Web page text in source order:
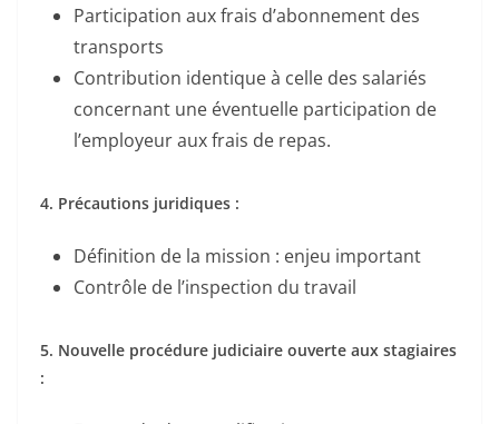
Participation aux frais d’abonnement des
transports
Contribution identique à celle des salariés
concernant une éventuelle participation de
l’employeur aux frais de repas.
4. Précautions juridiques :
Définition de la mission : enjeu important
Contrôle de l’inspection du travail
5. Nouvelle procédure judiciaire ouverte aux stagiaires
: